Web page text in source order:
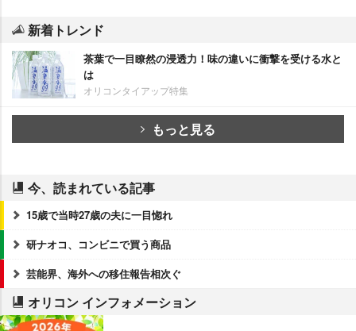
新着トレンド
茶葉で一目瞭然の浸透力！味の違いに衝撃を受ける水と
は
オリコンタイアップ特集
もっと見る
今、読まれている記事
15歳で当時27歳の夫に一目惚れ
研ナオコ、コンビニで買う商品
芸能界、海外への移住報告相次ぐ
オリコン インフォメーション